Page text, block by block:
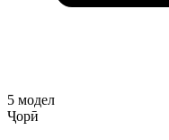
5 модел
Ҷорӣ